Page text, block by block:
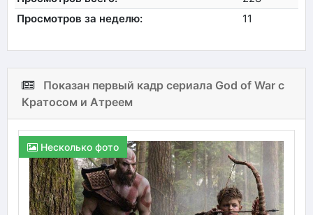
Просмотров за неделю:
11
Показан первый кадр сериала God of War с
Кратосом и Атреем
Несколько фото